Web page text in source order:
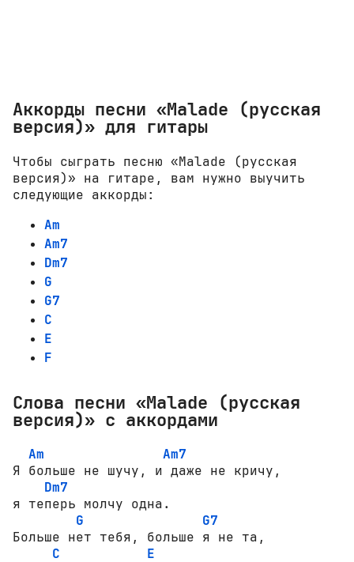
Аккорды песни «Malade (русская
версия)» для гитары
Чтобы сыграть песню «Malade (русская
версия)» на гитаре, вам нужно выучить
следующие аккорды:
Am
Am7
Dm7
G
G7
C
E
F
Слова песни «Malade (русская
версия)» с аккордами
Am
Am7
Я больше не шучу, и даже не кричу,
Dm7
я теперь молчу одна.
G
G7
Больше нет тебя, больше я не та,
C
E